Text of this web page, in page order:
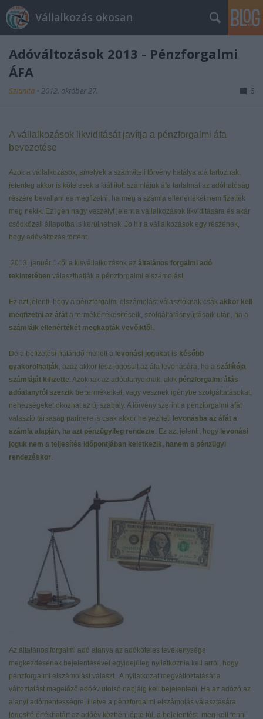
Vállalkozás okosan
Adóváltozások 2013 - Pénzforgalmi
ÁFA
Szianita • 2012. október 27. 6
A vállalkozások likviditását javítja a pénzforgalmi áfa
bevezetése
Azok a vállalkozások, amelyek a számviteli törvény hatálya alá tartoznak,
jelenleg akkor is kötelesek a kiállított számlájuk áfa tartalmát az adóhatóság
részére bevallani és megfizetni, ha még a számla ellenértékét nem fizették
meg nekik. Ez igen nagy veszélyt jelent a vállalkozások likviditására és akár
csődközeli állapotba is kerülhetnek. Jó hír a vállalkozások egy részének,
hogy adóváltozás történt.
2013. január 1-től a kisvállalkozások az általános forgalmi adó
tekintetében választhatják a pénzforgalmi elszámolást.
Ez azt jelenti, hogy a pénzforgalmi elszámolást választóknak csak akkor kell
megfizetni az áfát a termékértékesítéseik, szolgáltatásnyújtásaik után, ha a
számláik ellenértékét megkapták vevőiktől.
De a befizetési határidő mellett a levonási jogukat is később
gyakorolhatják, azaz akkor lesz jogosult az áfa levonására, ha a szállítója
számláját kifizette.Azoknak az adóalanyoknak, akik pénzforgalmi áfás
adóalanytól szerzik be termékeiket, vagy vesznek igénybe szolgáltatásokat,
nehézségeket okozhat az új szabály. A törvény szerint a pénzforgalmi áfát
választó társaság partnere is csak akkor helyezheti levonásba az áfát a
számla alapján, ha azt pénzügyileg rendezte. Ez azt jelenti, hogy levonási
joguk nem a teljesítés időpontjában keletkezik, hanem a pénzügyi
rendezéskor.
Az általános forgalmi adó alanya az adóköteles tevékenysége
megkezdésének bejelentésével egyidejűleg nyilatkoznia kell arról, hogy
pénzforgalmi elszámolást választ. A nyilatkozat megváltoztatását a
változtatást megelőző adóév utolsó napjáig kell bejelenteni. Ha az adózó az
alanyi adómentességre, illetve a pénzforgalmi elszámolás választására
jogosító értékhatárt az adóév közben lépte túl, a bejelentést meg kell tenni